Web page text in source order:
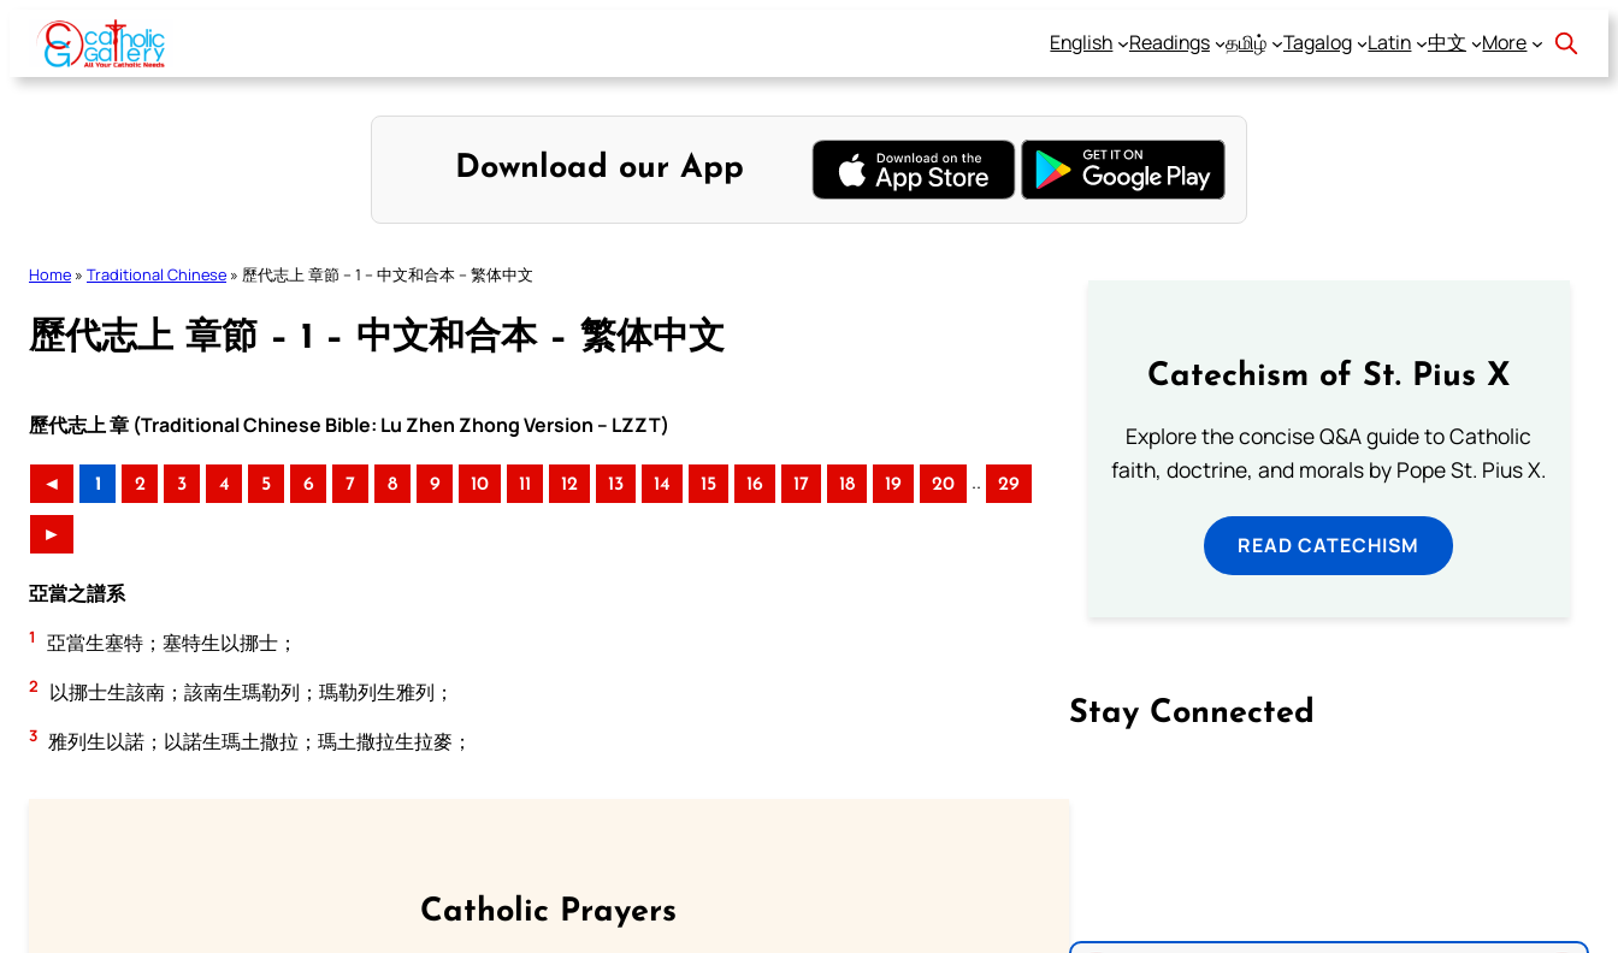
Skip
content
English Readings தமிழ் Tagalog Latin 中文 More
Download our App
Home » Traditional Chinese » 歷代志上 章節 – 1 – 中文和合本 – 繁体中文
歷代志上 章節 – 1 – 中文和合本 – 繁体中文
歷代志上 章 (Traditional Chinese Bible: Lu Zhen Zhong Version – LZZT)
◄ 1 2 3 4 5 6 7 8 9 10 11 12 13 14 15 16 17 18 19 20 .. 29
►
亞當之譜系
1 亞當生塞特；塞特生以挪士；
2 以挪士生該南；該南生瑪勒列；瑪勒列生雅列；
3 雅列生以諾；以諾生瑪土撒拉；瑪土撒拉生拉麥；
Catholic Prayers
Catechism of St. Pius X
Explore the concise Q&A guide to Catholic
faith, doctrine, and morals by Pope St. Pius X.
READ CATECHISM
Stay Connected